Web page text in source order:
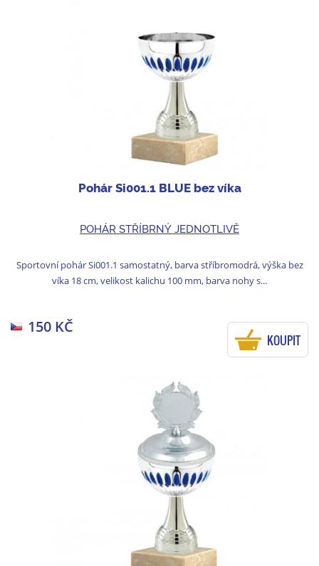
Pohár Si001.1 BLUE bez víka
POHÁR STŘÍBRNÝ JEDNOTLIVĚ
Sportovní pohár Si001.1 samostatný, barva stříbromodrá, výška bez
víka 18 cm, velikost kalichu 100 mm, barva nohy s...
150 KČ
KOUPIT